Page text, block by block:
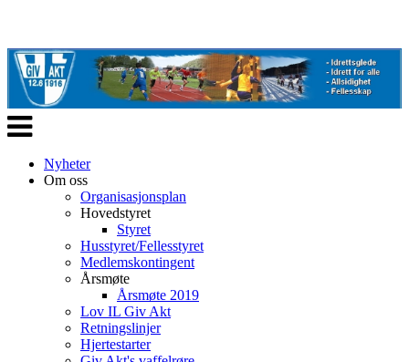
Veksle
navigasjon
Nyheter
Om oss
Organisasjonsplan
Hovedstyret
Styret
Husstyret/Fellesstyret
Medlemskontingent
Årsmøte
Årsmøte 2019
Lov IL Giv Akt
Retningslinjer
Hjertestarter